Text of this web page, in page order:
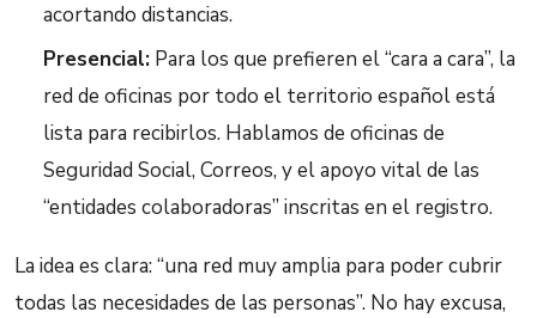
acortando distancias.
Presencial: Para los que prefieren el “cara a cara”, la
red de oficinas por todo el territorio español está
lista para recibirlos. Hablamos de oficinas de
Seguridad Social, Correos, y el apoyo vital de las
“entidades colaboradoras” inscritas en el registro.
La idea es clara: “una red muy amplia para poder cubrir
todas las necesidades de las personas”. No hay excusa,